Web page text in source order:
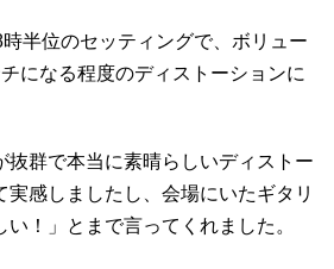
半位のセッティングで、ボリュー
になる程度のディストーションに
抜群で本当に素晴らしいディストー
実感しましたし、会場にいたギタリ
！」とまで言ってくれました。